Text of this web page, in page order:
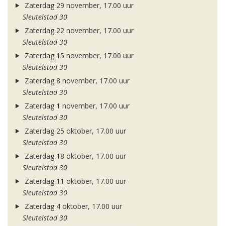
Zaterdag 29 november, 17.00 uur
Sleutelstad 30
Zaterdag 22 november, 17.00 uur
Sleutelstad 30
Zaterdag 15 november, 17.00 uur
Sleutelstad 30
Zaterdag 8 november, 17.00 uur
Sleutelstad 30
Zaterdag 1 november, 17.00 uur
Sleutelstad 30
Zaterdag 25 oktober, 17.00 uur
Sleutelstad 30
Zaterdag 18 oktober, 17.00 uur
Sleutelstad 30
Zaterdag 11 oktober, 17.00 uur
Sleutelstad 30
Zaterdag 4 oktober, 17.00 uur
Sleutelstad 30